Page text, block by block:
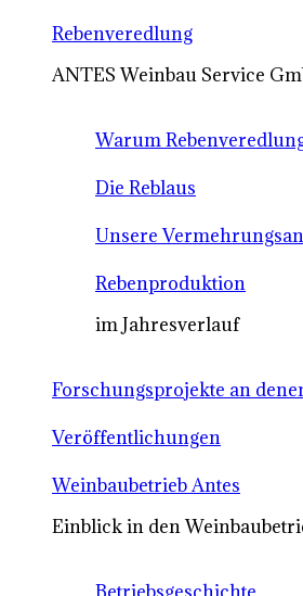
Rebenveredlung
ANTES Weinbau Service
Warum
Die Reblaus
Unsere
Rebenproduktion
im Jahresverlauf
Forschungsprojekte an
Veröffentlichungen
Weinbaubetrieb Antes
Einblick in den